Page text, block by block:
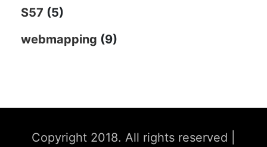
S57 (5)
webmapping (9)
Copyright 2018. All rights reserved